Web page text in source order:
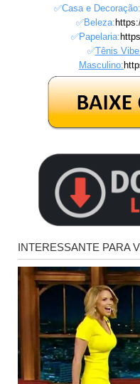
✅Casa e Decoração:
✅Beleza:
✅Papelaria:
✅Tênis
Masculino: